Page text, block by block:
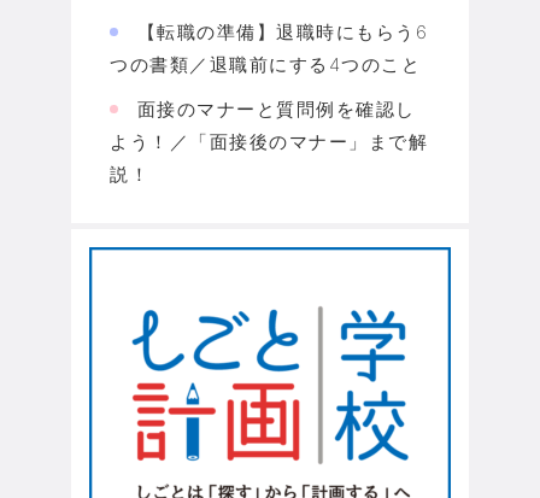
【転職の準備】退職時にもらう6
つの書類／退職前にする4つのこと
面接のマナーと質問例を確認し
よう！／「面接後のマナー」まで解
説！